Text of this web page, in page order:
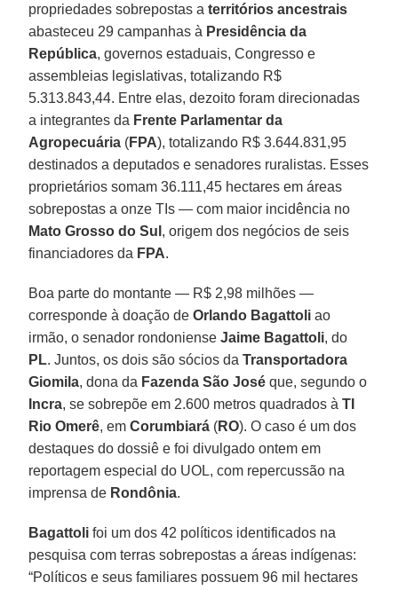
propriedades sobrepostas aterritórios ancestrais
abasteceu 29 campanhas à Presidência da
República, governos estaduais, Congresso e
assembleias legislativas, totalizando R$
5.313.843,44. Entre elas, dezoito foram direcionadas
a integrantes da Frente Parlamentar da
Agropecuária (FPA), totalizando R$ 3.644.831,95
destinados a deputados e senadores ruralistas. Esses
proprietários somam 36.111,45 hectares em áreas
sobrepostas a onze TIs — com maior incidência no
Mato Grosso do Sul , origem dos negócios de seis
financiadores da FPA.
Boa parte do montante — R$ 2,98 milhões —
corresponde à doação deOrlando Bagattoli ao
irmão, o senador rondonienseJaime Bagattoli, do
PL. Juntos, os dois são sócios da Transportadora
Giomila, dona da Fazenda São José que, segundo o
Incra, se sobrepõe em 2.600 metros quadrados à TI
Rio Omerê, emCorumbiará (RO). O caso é um dos
destaques do dossiê e foi divulgado ontem em
reportagem especial do UOL, com repercussão na
imprensa de Rondônia.
Bagattoli foi um dos 42 políticos identificados na
pesquisa com terras sobrepostas a áreas indígenas:
“Políticos e seus familiares possuem 96 mil hectares